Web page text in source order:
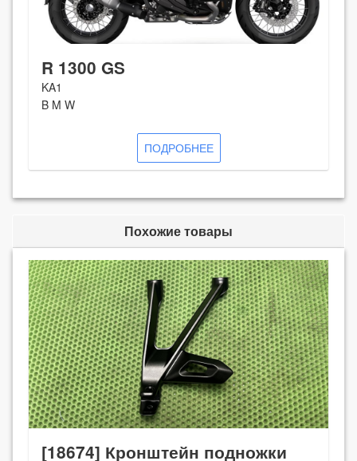
R 1300 GS
KA1
B M W
ПОДРОБНЕЕ
Похожие товары
[18674] Кронштейн подножки